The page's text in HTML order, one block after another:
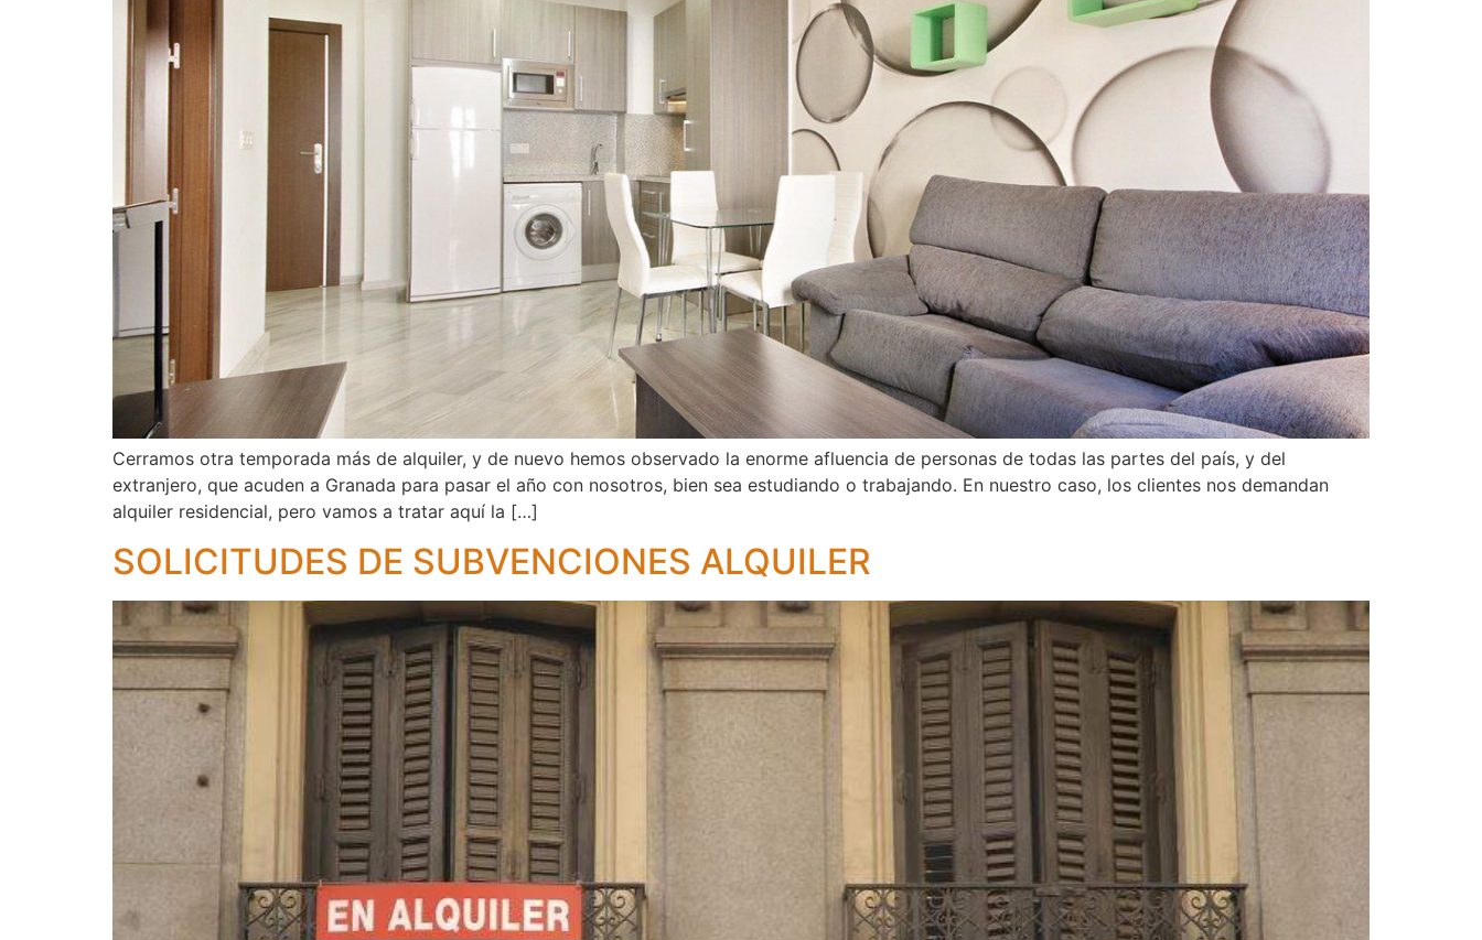
Cerramos otra temporada más de alquiler, y de nuevo hemos observado la enorme afluencia de personas de todas las partes del país, y del
extranjero, que acuden a Granada para pasar el año con nosotros, bien sea estudiando o trabajando. En nuestro caso, los clientes nos demandan
alquiler residencial, pero vamos a tratar aquí la […]
SOLICITUDES DE SUBVENCIONES ALQUILER